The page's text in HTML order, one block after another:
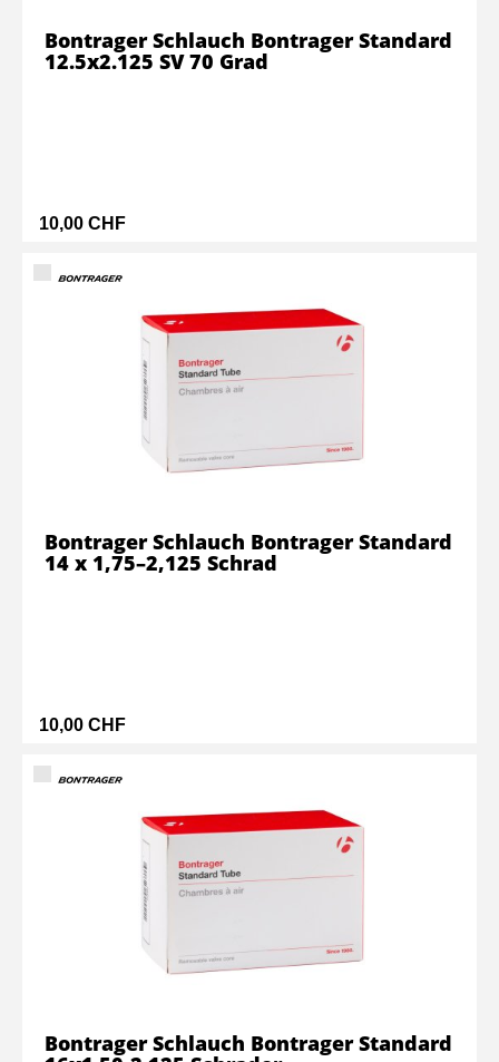
10,00 CHF
Bontrager Schlauch Bontrager Standard
12.5x2.125 SV 70 Grad
10,00 CHF
Bontrager Schlauch Bontrager Standard
14 x 1,75–2,125 Schrad
Bontrager Schlauch Bontrager Standard